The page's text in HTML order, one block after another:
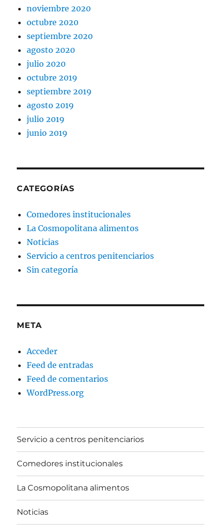
noviembre 2020
octubre 2020
septiembre 2020
agosto 2020
julio 2020
octubre 2019
septiembre 2019
agosto 2019
julio 2019
junio 2019
CATEGORÍAS
Comedores institucionales
La Cosmopolitana alimentos
Noticias
Servicio a centros penitenciarios
Sin categoría
META
Acceder
Feed de entradas
Feed de comentarios
WordPress.org
Servicio a centros penitenciarios
Comedores institucionales
La Cosmopolitana alimentos
Noticias